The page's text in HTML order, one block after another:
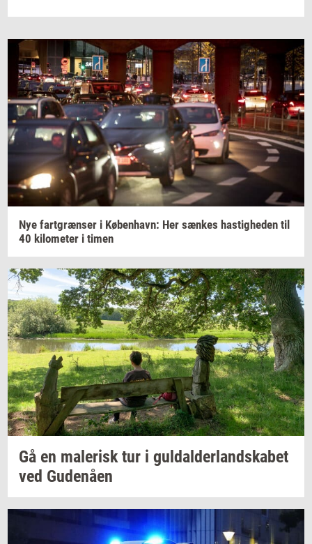
Nye fart­græn­ser i Kø­ben­havn: Her sæn­kes ha­stig­he­den til
40 ki­lo­me­ter i timen
Gå en ma­le­risktur i gul­dal­der­land­ska­bet
ved Gu­denå­en